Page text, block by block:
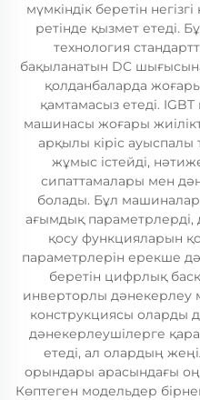
мүмкіндік беретін
ретінде қызмет етеді.
технология
бақыланатын DC
қолданбаларда
қамтамасыз етеді.
машинасы жоғары
арқылы кіріс
жұмыс істейді,
сипаттамалары мен
болады. Бұл
ағымдық параметрлерді,
қосу функцияларын
параметрлерін ерекше
беретін цифрлық
инверторлы
конструкциясы оларды
дәнекерлеушілерге
етеді, ал олардың
орындары арасындағы
Көптеген модельдер